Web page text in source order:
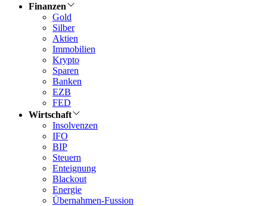
Finanzen
Gold
Silber
Aktien
Immobilien
Krypto
Sparen
Banken
EZB
FED
Wirtschaft
Insolvenzen
IFO
BIP
Steuern
Enteignung
Blackout
Energie
Übernahmen-Fussion